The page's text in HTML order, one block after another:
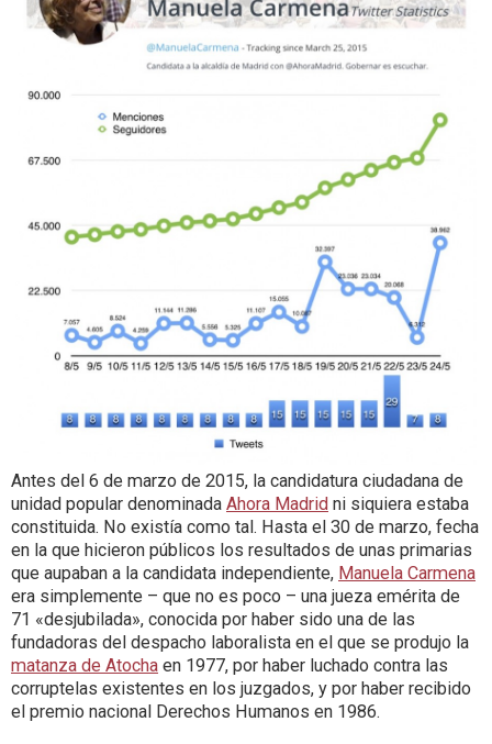
Antes del 6 de marzo de 2015, la candidatura ciudadana de
unidad popular denominada Ahora Madrid ni siquiera estaba
constituida. No existía como tal. Hasta el 30 de marzo, fecha
en la que hicieron públicos los resultados de unas primarias
que aupaban a la candidata independiente, Manuela Carmena
era simplemente – que no es poco – una jueza emérita de
71 «desjubilada», conocida por haber sido una de las
fundadoras del despacho laboralista en el que se produjo la
matanza de Atocha en 1977, por haber luchado contra las
corruptelas existentes en los juzgados, y por haber recibido
el premio nacional Derechos Humanos en 1986.